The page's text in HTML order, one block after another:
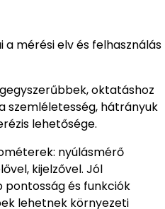
mérési elv és felhasználás
oktatáshoz
szemléletesség, hátrányuk
lehetősége.
nyúlásmérő
kijelzővel. Jól
és funkciók
lehetnek környezeti